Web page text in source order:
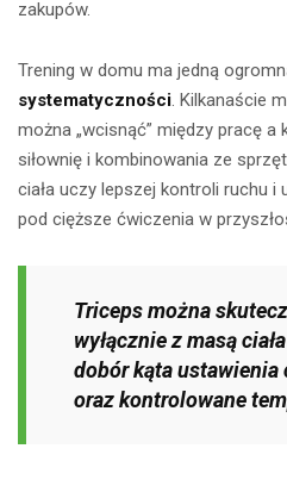
zakupów.
Trening w domu ma jedną
systematyczności. Kilkanaście
można „wcisnąć” między pracę a
siłownię i kombinowania ze
ciała uczy lepszej kontroli ruchu
pod cięższe ćwiczenia w
Triceps można
wyłącznie z masą
dobór kąta ustawienia
oraz kontrolowane